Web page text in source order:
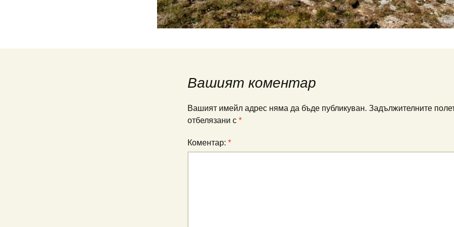
Вашият коментар
Вашият имейл адрес няма да бъде публикуван. Задължителните
отбелязани с *
Коментар: *